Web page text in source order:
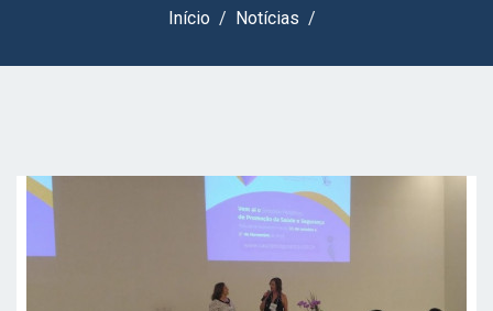
Início Notícias